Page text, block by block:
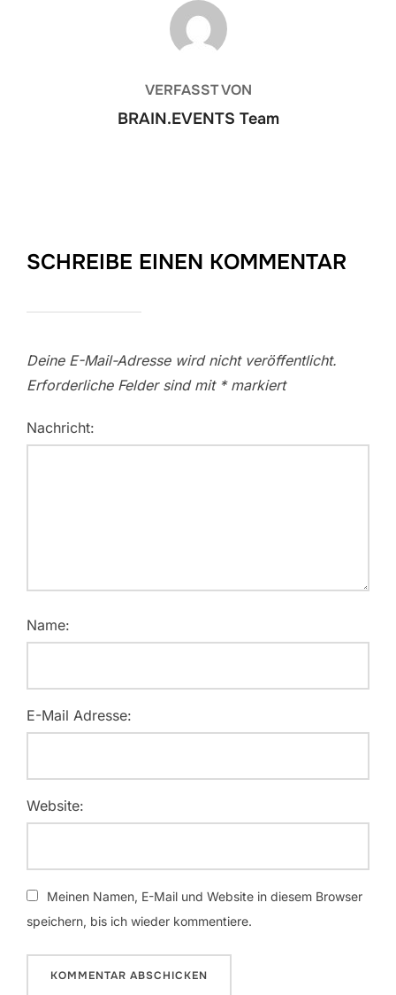
BEITRAGSAUTOR
VERFASST VON
BRAIN.EVENTS Team
SCHREIBE EINEN KOMMENTAR
Deine E-Mail-Adresse wird nicht veröffentlicht.
Erforderliche Felder sind mit *markiert
Nachricht:
Name:
E-Mail Adresse:
Website:
Meinen Namen, E-Mail und Website in diesem Browser
speichern, bis ich wieder kommentiere.